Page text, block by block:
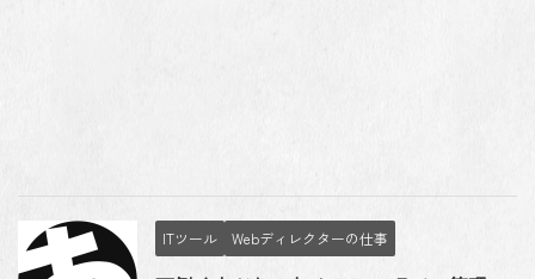
ITツール Webディレクターの仕事